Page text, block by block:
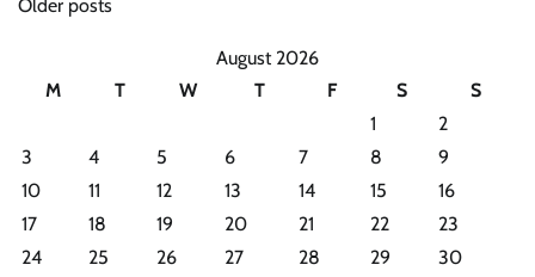
navigation
Older posts
August 2026
M
T W T F S
S
1
2
3
4 5 6 7 8
9
10
11 12 13 14 15
16
17
18 19 20 21 22
23
24
25 26 27 28 29
30